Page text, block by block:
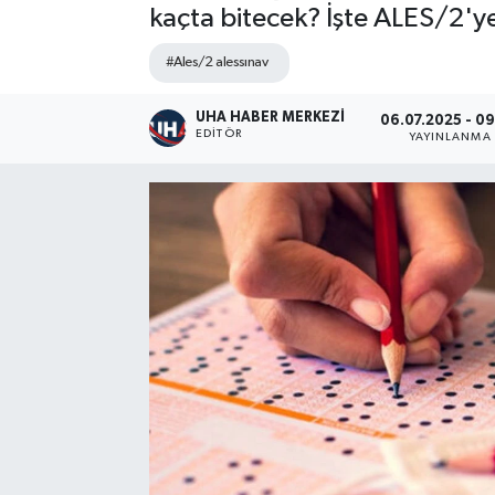
kaçta bitecek? İşte ALES/
#Ales/2 alessınav
UHA HABER MERKEZİ
EDITÖR
06.07.2025 -
YAYINLANMA